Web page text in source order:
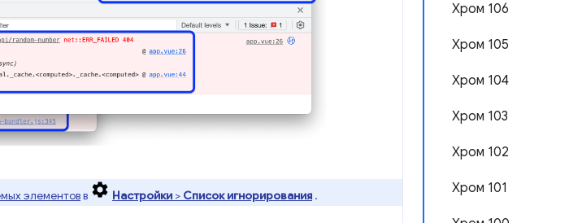
Хром 106
Хром 105
Хром 104
Хром 103
Хром 102
Хром 101
элементовв Настройки > Список игнорирования .